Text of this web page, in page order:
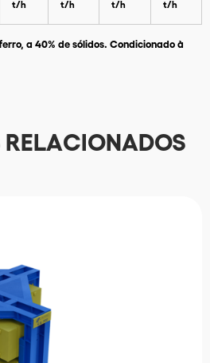
t/h
t/h
t/h
t/h
a 40% de sólidos. Condicionado à
RELACIONADOS